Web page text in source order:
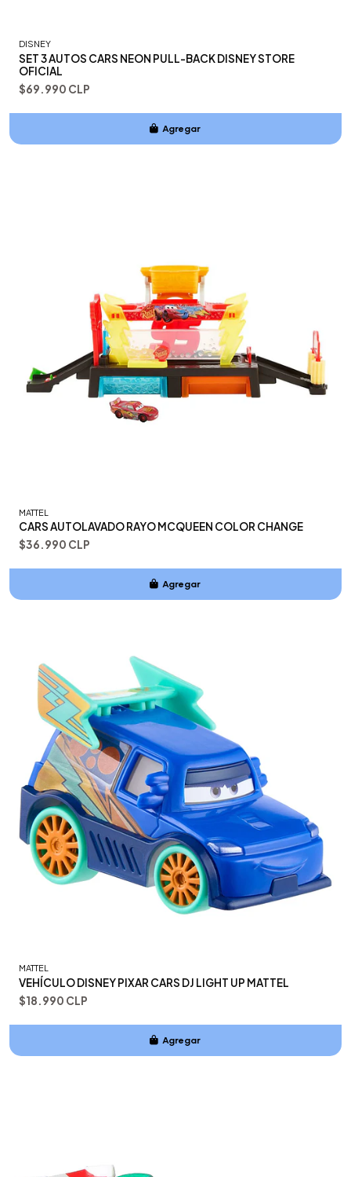
DISNEY
SET 3 AUTOS CARS NEON PULL-BACK DISNEY STORE
OFICIAL
$69.990 CLP
Agregar
MATTEL
CARS AUTOLAVADO RAYO MCQUEEN COLOR CHANGE
$36.990 CLP
Agregar
MATTEL
VEHÍCULO DISNEY PIXAR CARS DJ LIGHT UP MATTEL
$18.990 CLP
Agregar